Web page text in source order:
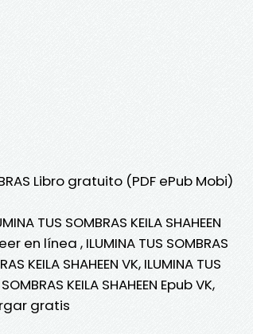
Libro gratuito (PDF ePub Mobi)
TUS SOMBRAS KEILA SHAHEEN
en línea , ILUMINA TUS SOMBRAS
KEILA SHAHEEN VK, ILUMINA TUS
KEILA SHAHEEN Epub VK,
gratis